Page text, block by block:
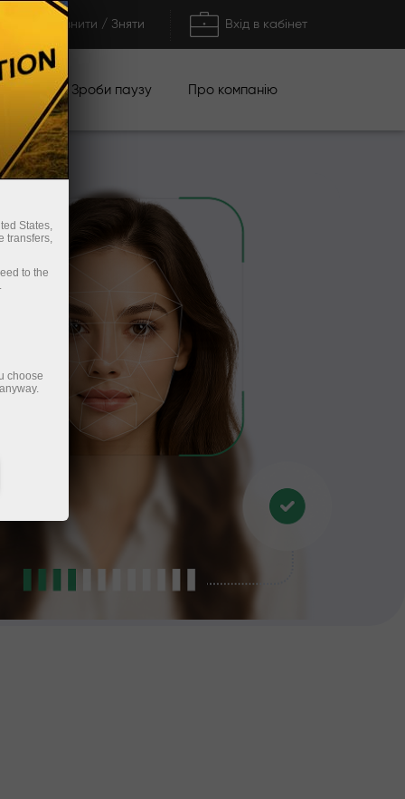
Поповнити / Зняти Вхід в кабінет
Зроби паузу Про компанію
States,
transfers,
to the
choose